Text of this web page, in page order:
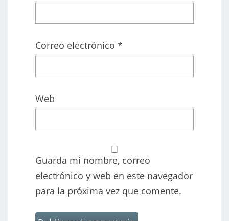
Correo electrónico *
Web
Guarda mi nombre, correo
electrónico y web en este navegador
para la próxima vez que comente.